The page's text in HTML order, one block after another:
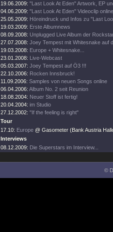
19.06.2009: "Last Look At Eden" Artwork, EP
04.06.2009: "Last Look At Eden" Videoclip
25.05.2009: Höreindruck und Infos zu "Last
19.03.2009: Erste Albumnews
08.09.2008: Unplugged Live Album der
27.07.2008: Joey Tempest mit Whitesnake auf
19.03.2008: Europe + Whitesnake...
23.01.2008: Live-Webcast
05.03.2007: Joey Tempest auf Ö3 !!!
22.10.2006: Rocken Innsbruck!
11.09.2006: Samples von neuen Songs online
06.04.2006: Album No. 2 seit Reunion
18.08.2004: Neuer Stoff ist fertig!
20.04.2004: im Studio
27.12.2002: "If the feeling is right"
Tour
17.10: Europe @ Gasometer (Bank Austria
Interviews
08.12.2009: Die Superstars im Interview...
©